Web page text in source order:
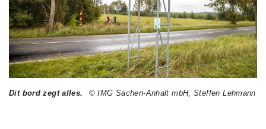
Dit bord zegt alles. © IMG Sachen-Anhalt mbH, Steffen Lehmann